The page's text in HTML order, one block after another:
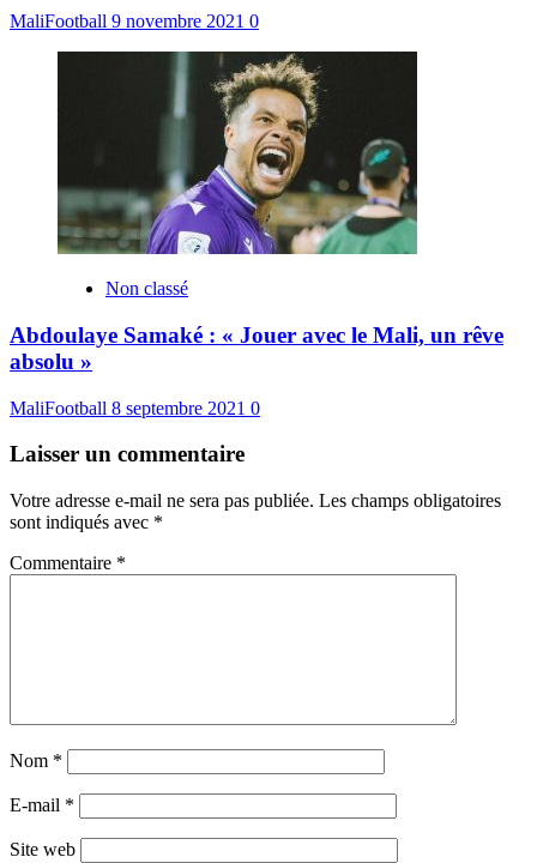
MaliFootball 9 novembre 2021 0
Non classé
Abdoulaye Samaké : « Jouer avec le Mali, un rêve
absolu »
MaliFootball 8 septembre 2021 0
Laisser un commentaire
Votre adresse e-mail ne sera pas publiée. Les champs obligatoires
sont indiqués avec *
Commentaire *
Nom *
E-mail *
Site web